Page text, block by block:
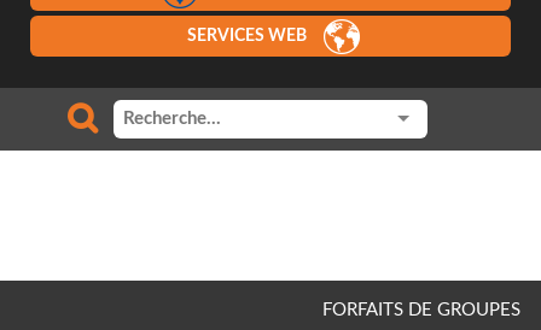
SERVICES WEB
FORFAITS DE GROUPES